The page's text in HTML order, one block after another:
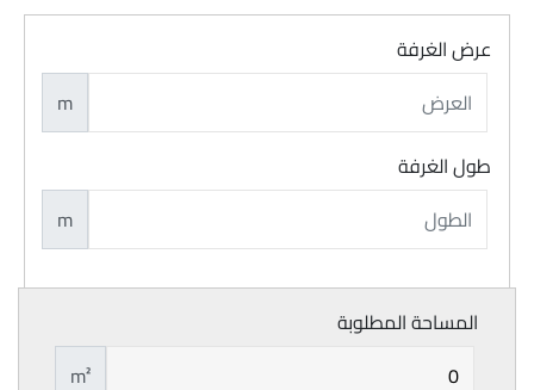
عرض الغرفة
m
طول الغرفة
m
المساحة المطلوبة
m²